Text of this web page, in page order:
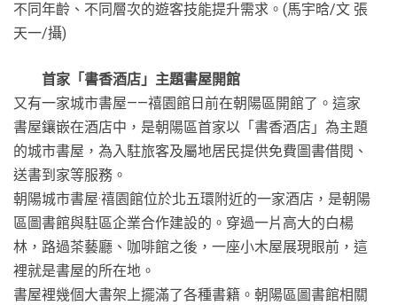
不同年齡、不同層次的遊客技能提升需求。(馬宇晗/文 張
天一/攝)
首家「書香酒店」主題書屋開館
又有一家城市書屋——禧園館日前在朝陽區開館了。這家
書屋鑲嵌在酒店中，是朝陽區首家以「書香酒店」為主題
的城市書屋，為入駐旅客及屬地居民提供免費圖書借閱、
送書到家等服務。
朝陽城市書屋·禧園館位於北五環附近的一家酒店，是朝陽
區圖書館與駐區企業合作建設的。穿過一片高大的白楊
林，路過茶藝廳、咖啡館之後，一座小木屋展現眼前，這
裡就是書屋的所在地。
書屋裡幾個大書架上擺滿了各種書籍。朝陽區圖書館相關